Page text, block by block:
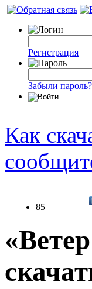
Регистрация
Забыли пароль?
Как
85